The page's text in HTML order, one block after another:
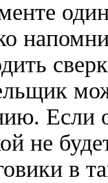
Если
не
в